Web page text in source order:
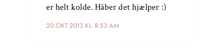
20 OKT 2013 KL. 8:53 AM
er helt kolde. Håber det hjælper :)